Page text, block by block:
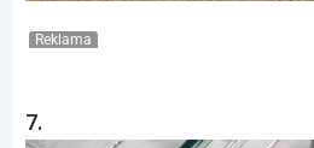
Reklama
7.